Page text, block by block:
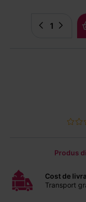
Produs
Cost de
Transport